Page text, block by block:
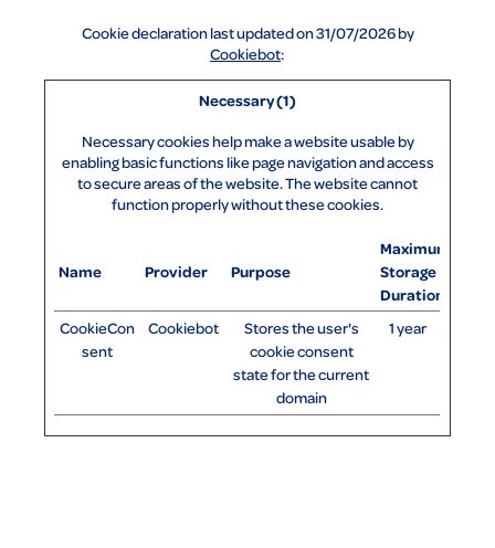
Cookie declaration last updated on 31/07/2026 by
Cookiebot:
Necessary (1)
Necessary cookies help make a website usable by
enabling basic functions like page navigation and access
to secure areas of the website. The website cannot
function properly without these cookies.
Name Provider Purpose
Maximum
Storage
Duration
CookieCon
sent
Cookiebot
Stores the user's
cookie consent
state for the current
domain
1 year